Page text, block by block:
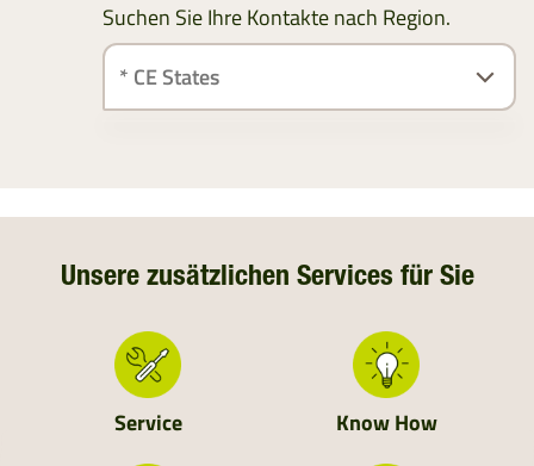
Suchen Sie Ihre Kontakte nach Region.
SÜDDEUTSCHLAND
DEUTSCHLAND
NIEDERLANDE
SCHWEIZ
Unsere zusätzlichen Services für Sie
Service Know How